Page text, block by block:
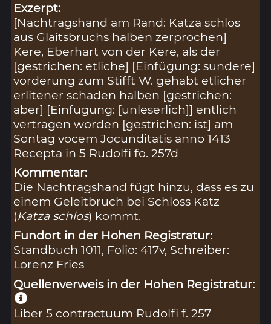
Exzerpt:
[Nachtragshand am Rand: Katza schlos
aus Glaitsbruchs halben zerprochen]
Kere, Eberhart von der Kere, als der
[gestrichen: etliche] [Einfügung: sundere]
vorderung zum Stifft W. gehabt etlicher
erlitener schaden halben [gestrichen:
aber] [Einfügung: [unleserlich]] entlich
vertragen worden [gestrichen: ist] am
Sontag vocem Jocunditatis anno 1413
Recepta in 5 Rudolfi fo. 257d
Kommentar:
Die Nachtragshand fügt hinzu, dass es zu
einem Geleitbruch bei Schloss Katz
(Katza schlos) kommt.
Fundort in der Hohen Registratur:
Standbuch 1011, Folio: 417v, Schreiber:
Lorenz Fries
Quellenverweis in der Hohen Registratur:
Liber 5 contractuum Rudolfi f. 257